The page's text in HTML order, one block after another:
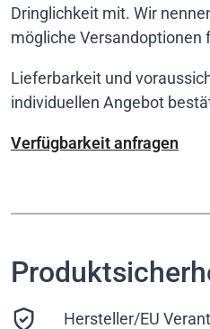
Dringlichkeit mit. Wir
mögliche Versandoptionen
Lieferbarkeit und
individuellen Angebot
Verfügbarkeit anfragen
Hersteller/EU